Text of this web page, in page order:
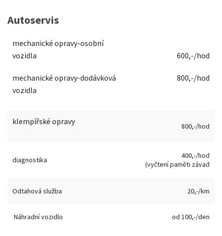
Autoservis
mechanické opravy-osobní
vozidla
mechanické opravy-dodávková
vozidla
600,-/hod
800,-/hod
klempířské opravy 800,-/hod
diagnostika
400,-/hod
(vyčtení paměti závad
Odtahová služba 20,-/km
Náhradní vozidlo od 100,-/den